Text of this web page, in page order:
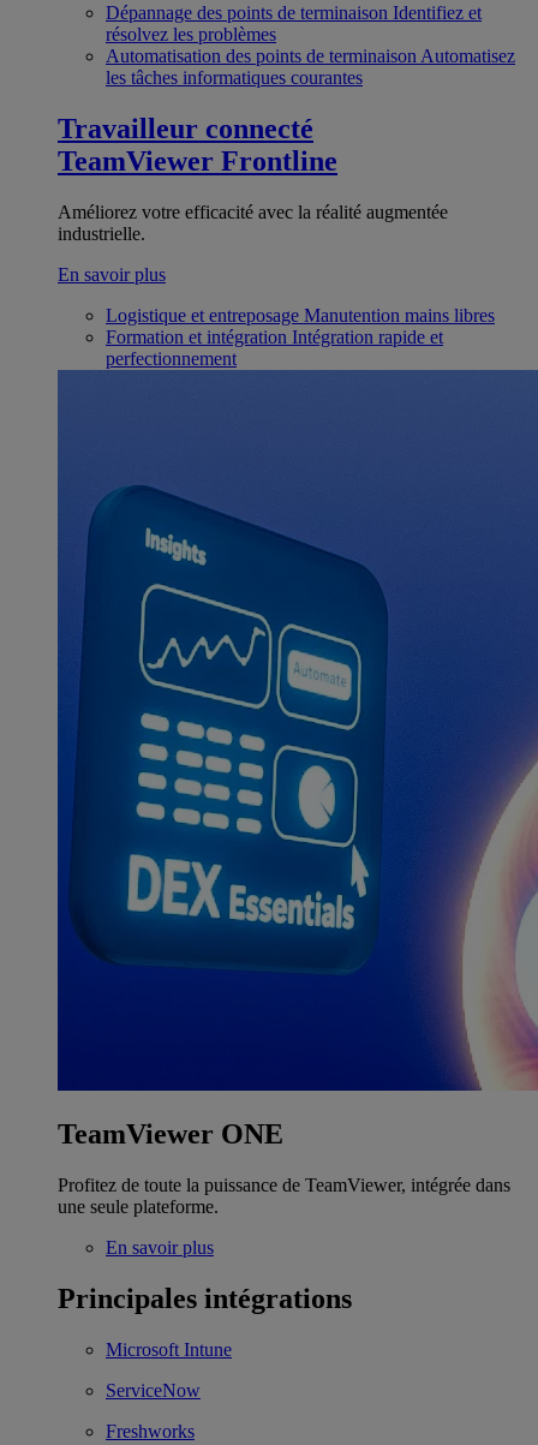
Dépannage des points de terminaison Identifiez et
résolvez les problèmes
Automatisation des points de terminaison Automatisez
les tâches informatiques courantes
Travailleur connecté
TeamViewer Frontline
Améliorez votre efficacité avec la réalité augmentée
industrielle.
En savoir plus
Logistique et entreposage Manutention mains libres
Formation et intégration Intégration rapide et
perfectionnement
TeamViewer ONE
Profitez de toute la puissance de TeamViewer, intégrée dans
une seule plateforme.
En savoir plus
Principales intégrations
Microsoft Intune
ServiceNow
Freshworks